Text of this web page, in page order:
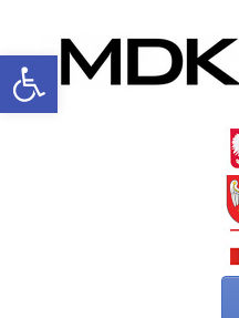
Open toolbar